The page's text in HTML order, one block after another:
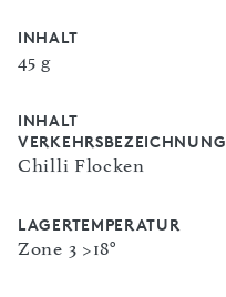
INHALT
45 g
INHALT
VERKEHRSBEZEICHNUNG
Chilli Flocken
LAGERTEMPERATUR
Zone 3 >18°